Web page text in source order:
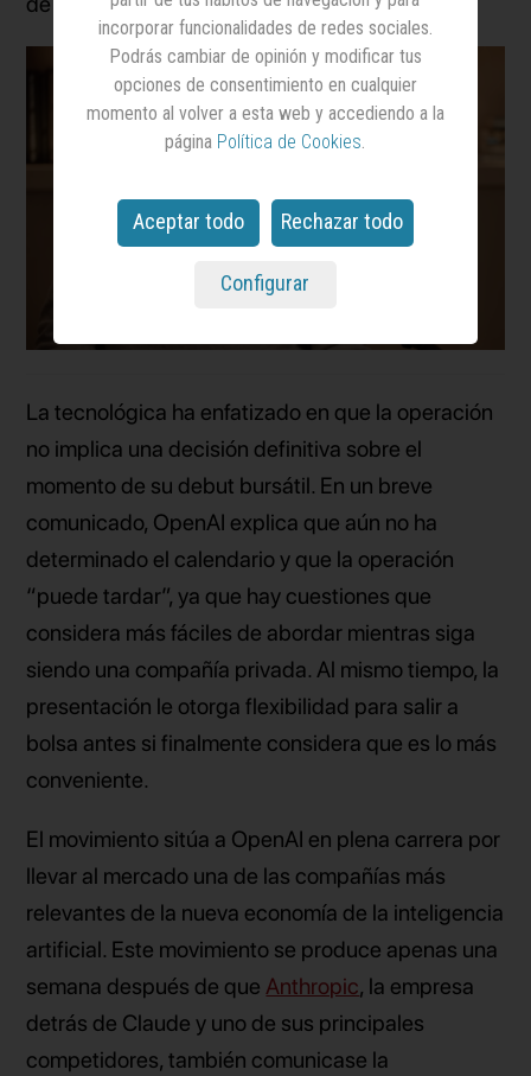
La tecnológica ha enfatizado en que la operación
no implica una decisión definitiva sobre el
momento de su debut bursátil. En un breve
comunicado, OpenAI explica que aún no ha
determinado el calendario y que la operación
“puede tardar”, ya que hay cuestiones que
considera más fáciles de abordar mientras siga
siendo una compañía privada. Al mismo tiempo, la
presentación le otorga flexibilidad para salir a
bolsa antes si finalmente considera que es lo más
conveniente.
El movimiento sitúa a OpenAI en plena carrera por
llevar al mercado una de las compañías más
relevantes de la nueva economía de la inteligencia
artificial. Este movimiento se produce apenas una
semana después de queAnthropic, la empresa
detrás de Claude y uno de sus principales
competidores, también comunicase la
incorporar funcionalidades de redes sociales.
Podrás cambiar de opinión y modificar tus
opciones de consentimiento en cualquier
momento al volver a esta web y accediendo a la
página Política de Cookies
Aceptar todo Rechazar todo
Configurar